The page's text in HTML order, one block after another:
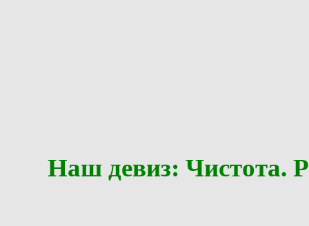
Наш девиз: